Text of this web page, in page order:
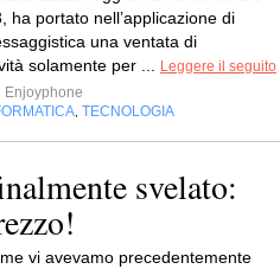
ha portato nell’applicazione di
una ventata di
solamente per ...
Leggere il seguito
Enjoyphone
TECNOLOGIA
svelato:
vi avevamo precedentemente